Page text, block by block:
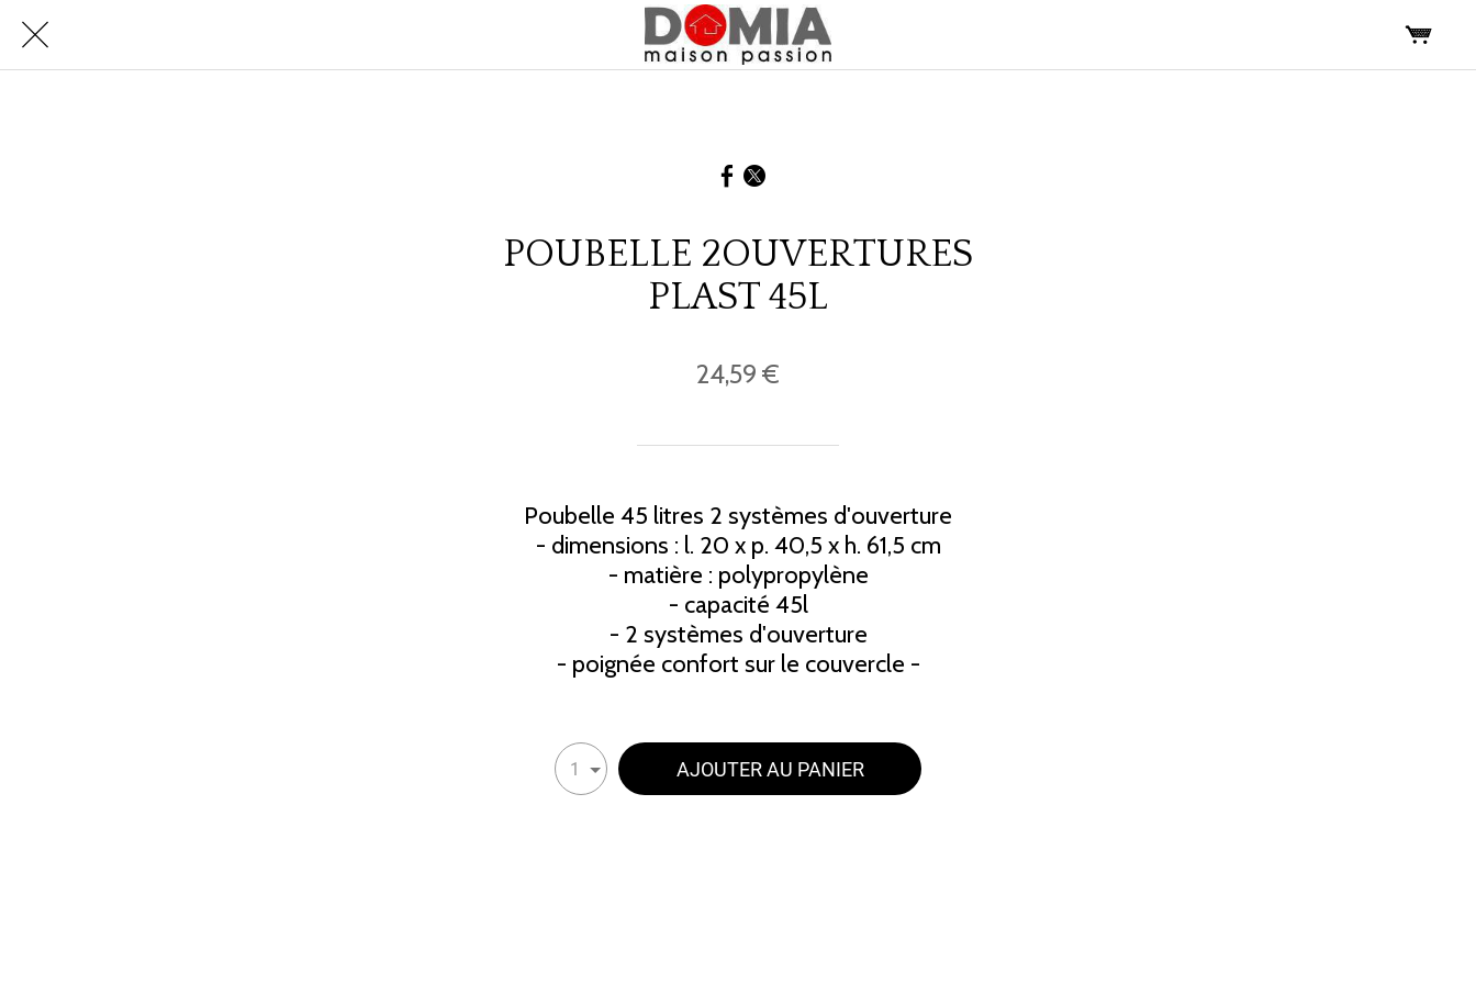
POUBELLE 2OUVERTURES
PLAST 45L
24,59 €
Poubelle 45 litres 2 systèmes d'ouverture
- dimensions : l. 20 x p. 40,5 x h. 61,5 cm
- matière : polypropylène
- capacité 45l
- 2 systèmes d'ouverture
- poignée confort sur le couvercle -
1 AJOUTER AU PANIER